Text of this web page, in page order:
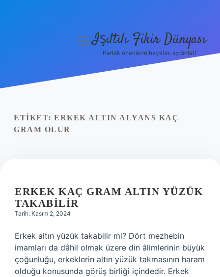
Yasal Uyarı
menüyüIşıltılı Fikir Dünyası
Parlak önerilerle hayatını aydınlat!
ETIKET: ERKEK ALTIN ALYANS KAÇ
GRAM OLUR
ERKEK KAÇ GRAM ALTIN YÜZÜK
TAKABILIR
Tarih: Kasım 2, 2024
Erkek altın yüzük takabilir mi? Dört mezhebin
imamları da dâhil olmak üzere din âlimlerinin büyük
çoğunluğu, erkeklerin altın yüzük takmasının haram
olduğu konusunda görüş birliği içindedir. Erkek